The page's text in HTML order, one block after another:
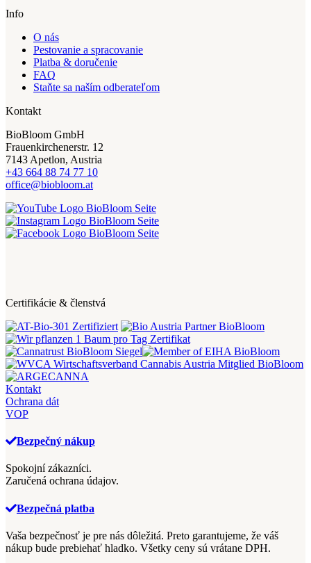
Info
O nás
Pestovanie a spracovanie
Platba & doručenie
FAQ
Staňte sa naším odberateľom
Kontakt
BioBloom GmbH
Frauenkirchenerstr. 12
7143 Apetlon, Austria
+43 664 88 74 77 10
office@biobloom.at
Certifikácie & členstvá
Kontakt
Ochrana dát
VOP
Bezpečný nákup
Spokojní zákazníci.
Zaručená ochrana údajov.
Bezpečná platba
Vaša bezpečnosť je pre nás dôležitá. Preto garantujeme, že váš
nákup bude prebiehať hladko. Všetky ceny sú vrátane DPH.